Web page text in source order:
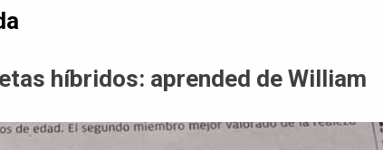
híbridos: aprended de William